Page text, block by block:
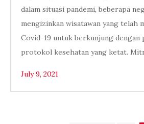
dalam situasi pandemi, beberapa
mengizinkan wisatawan yang telah
Covid-19 untuk berkunjung dengan
protokol kesehatan yang ketat.
July 9, 2021